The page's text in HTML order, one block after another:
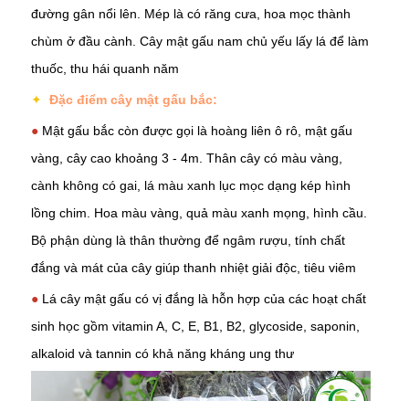
đường gân nổi lên. Mép là có răng cưa, hoa mọc thành
chùm ở đầu cành. Cây mật gấu nam chủ yếu lấy lá để làm
thuốc, thu hái quanh năm
✦ Đặc điểm cây mật gấu bắc:
● Mật gấu bắc còn được gọi là hoàng liên ô rô, mật gấu
vàng, cây cao khoảng 3 - 4m. Thân cây có màu vàng,
cành không có gai, lá màu xanh lục mọc dạng kép hình
lồng chim. Hoa màu vàng, quả màu xanh mọng, hình cầu.
Bộ phận dùng là thân thường để ngâm rượu, tính chất
đắng và mát của cây giúp thanh nhiệt giải độc, tiêu viêm
● Lá cây mật gấu có vị đắng là hỗn hợp của các hoạt chất
sinh học gồm vitamin A, C, E, B1, B2, glycoside, saponin,
alkaloid và tannin có khả năng kháng ung thư